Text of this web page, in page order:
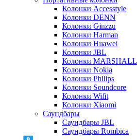
Колонки Accesstyle
Колонки DENN
Колонки Ginzzu
Колонки Harman
Колонки Huawei
Колонки JBL
Колонки MARSHALL
Колонки Nokia
Колонки Philips
Колонки Soundcore
Колонки Wifit
Колонки Xiaomi
Саундбары
Саундбары JBL
Саундбары Rombica